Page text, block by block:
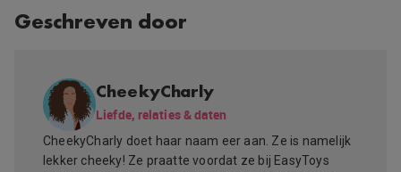
Geschreven door
CheekyCharly
Liefde, relaties & daten
CheekyCharly doet haar naam eer aan. Ze is namelijk
lekker cheeky! Ze praatte voordat ze bij EasyToys